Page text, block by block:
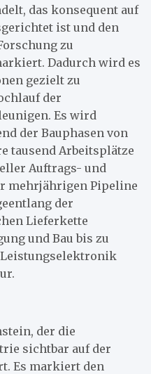
das konsequent auf
ist und den
zu
Dadurch wird es
gezielt zu
der
Es wird
der Bauphasen von
tausend Arbeitsplätze
Auftrags- und
mehrjährigen Pipeline
der
Lieferkette
und Bau bis zu
der die
sichtbar auf der
Es markiert den